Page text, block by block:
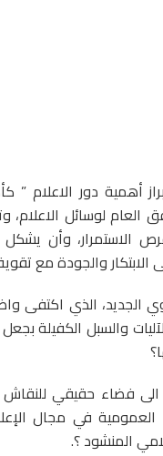
دور الاعلام ”
لوسائل الاعلام،
وأن يشكل
الابتكار والجودة مع
الجديد، الذي
والسبل الكفيلة بجعل
فضاء حقيقي
العمومية في مجال
المنشود ؟.